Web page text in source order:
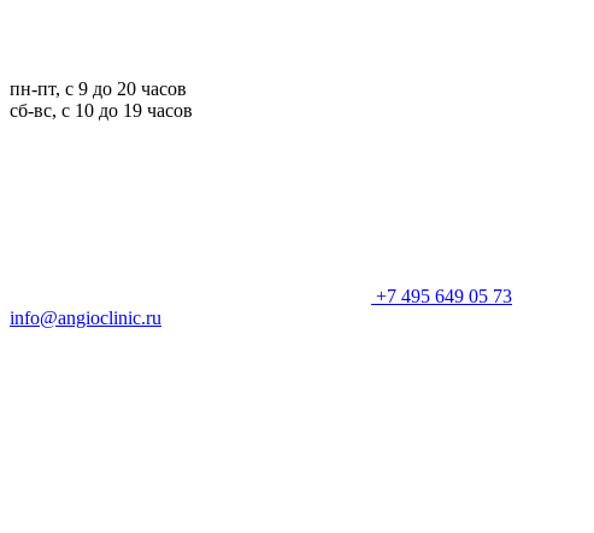
пн-пт, с 9 до 20 часов
сб-вс, с 10 до 19 часов
+7 495 649 05 73
info@angioclinic.ru